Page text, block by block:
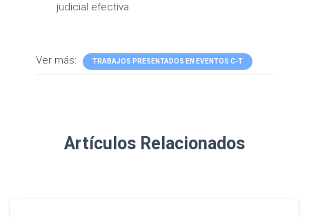
judicial efectiva.
Ver más: TRABAJOS PRESENTADOS EN EVENTOS C-T
Artículos Relacionados